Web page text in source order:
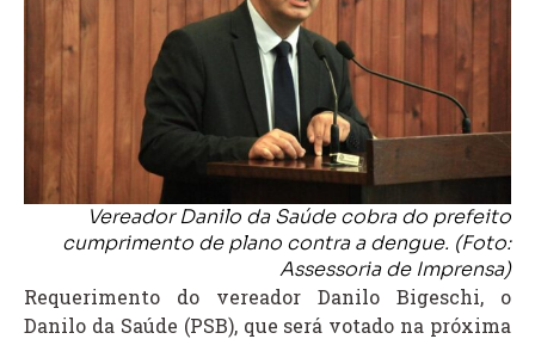
Vereador Danilo da Saúde cobra do prefeito
cumprimento de plano contra a dengue. (Foto:
Assessoria de Imprensa)
Requerimento do vereador Danilo Bigeschi, o
Danilo da Saúde (PSB), que será votado na próxima